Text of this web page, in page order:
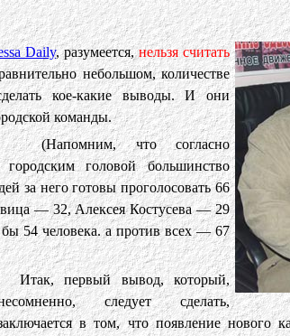
Daily, разумеется,нельзя считать
небольшом, количестве
кое-какие выводы. И они
команды.
(Напомним, что согласно
головой большинство
за него готовы проголосовать 66
— 32, Алексея Костусева — 29
бы 54 человека. а против всех — 67
Итак, первый вывод, который,
следует сделать,
в том, что появление нового